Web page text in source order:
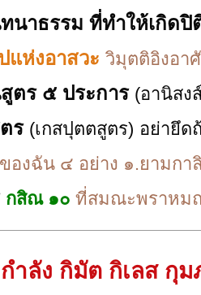
นาธรรม ที่ทำให้เกิดปิ
แห่งอาสวะ วิมุตติอิงอา
ตร ๕ ประการ (อานิสง
ร (เกสปุตตสูตร) อย่ายึด
ของฉัน ๔ อย่าง ๑.ยามกา
กสิณ ๑๐ ที่สมณะพราหม
ำลัง กิมัต กิเลส กุม